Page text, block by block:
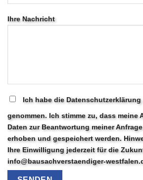
Ihre Nachricht
Ich habe die
genommen. Ich stimme zu, dass meine
Daten zur Beantwortung meiner
erhoben und gespeichert werden.
Ihre Einwilligung jederzeit für die
info@bausachverstaendiger-